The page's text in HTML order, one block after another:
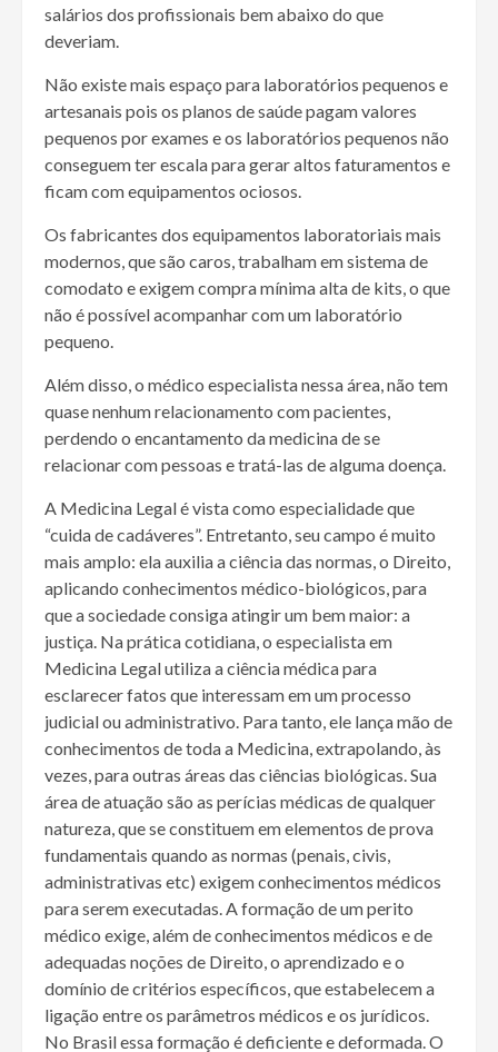
salários dos profissionais bem abaixo do que
deveriam.
Não existe mais espaço para laboratórios pequenos e
artesanais pois os planos de saúde pagam valores
pequenos por exames e os laboratórios pequenos não
conseguem ter escala para gerar altos faturamentos e
ficam com equipamentos ociosos.
Os fabricantes dos equipamentos laboratoriais mais
modernos, que são caros, trabalham em sistema de
comodato e exigem compra mínima alta de kits, o que
não é possível acompanhar com um laboratório
pequeno.
Além disso, o médico especialista nessa área, não tem
quase nenhum relacionamento com pacientes,
perdendo o encantamento da medicina de se
relacionar com pessoas e tratá-las de alguma doença.
A Medicina Legal é vista como especialidade que
“cuida de cadáveres”. Entretanto, seu campo é muito
mais amplo: ela auxilia a ciência das normas, o Direito,
aplicando conhecimentos médico-biológicos, para
que a sociedade consiga atingir um bem maior: a
justiça. Na prática cotidiana, o especialista em
Medicina Legal utiliza a ciência médica para
esclarecer fatos que interessam em um processo
judicial ou administrativo. Para tanto, ele lança mão de
conhecimentos de toda a Medicina, extrapolando, às
vezes, para outras áreas das ciências biológicas. Sua
área de atuação são as perícias médicas de qualquer
natureza, que se constituem em elementos de prova
fundamentais quando as normas (penais, civis,
administrativas etc) exigem conhecimentos médicos
para serem executadas. A formação de um perito
médico exige, além de conhecimentos médicos e de
adequadas noções de Direito, o aprendizado e o
domínio de critérios específicos, que estabelecem a
ligação entre os parâmetros médicos e os jurídicos.
No Brasil essa formação é deficiente e deformada. O